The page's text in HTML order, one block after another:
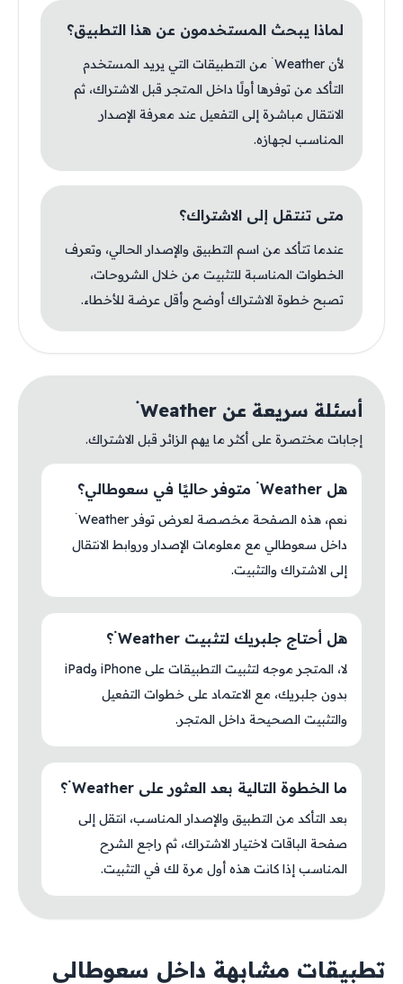
لماذا يبحث المستخدمون عن هذا التطبيق؟
لأن Weather ۬ من التطبيقات التي يريد المستخدم
التأكد من توفرها أولًا داخل المتجر قبل الاشتراك، ثم
الانتقال مباشرة إلى التفعيل عند معرفة الإصدار
المناسب لجهازه.
متى تنتقل إلى الاشتراك؟
عندما تتأكد من اسم التطبيق والإصدار الحالي، وتعرف
الخطوات المناسبة للتثبيت من خلال الشروحات،
تصبح خطوة الاشتراك أوضح وأقل عرضة للأخطاء.
أسئلة سريعة عن Weather ۬
إجابات مختصرة على أكثر ما يهم الزائر قبل الاشتراك.
هل Weather ۬ متوفر حاليًا في سعوطالي؟
نعم، هذه الصفحة مخصصة لعرض توفر Weather ۬
داخل سعوطالي مع معلومات الإصدار وروابط الانتقال
إلى الاشتراك والتثبيت.
هل أحتاج جلبريك لتثبيت Weather ۬؟
لا، المتجر موجه لتثبيت التطبيقات على iPhone وiPad
بدون جلبريك، مع الاعتماد على خطوات التفعيل
والتثبيت الصحيحة داخل المتجر.
ما الخطوة التالية بعد العثور على Weather ۬؟
بعد التأكد من التطبيق والإصدار المناسب، انتقل إلى
صفحة الباقات لاختيار الاشتراك، ثم راجع الشرح
المناسب إذا كانت هذه أول مرة لك في التثبيت.
تطبيقات مشابهة داخل سعوطالي